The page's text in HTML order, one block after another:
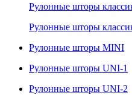
Рулонные шторы
Рулонные шторы
Рулонные шторы MINI
Рулонные шторы UNI-1
Рулонные шторы UNI-2